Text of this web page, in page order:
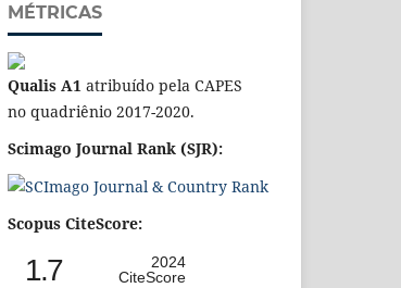
MÉTRICAS
Qualis A1 atribuído pela CAPES
no quadriênio 2017-2020.
Scimago Journal Rank (SJR):
Scopus CiteScore:
1.7
2024
CiteScore